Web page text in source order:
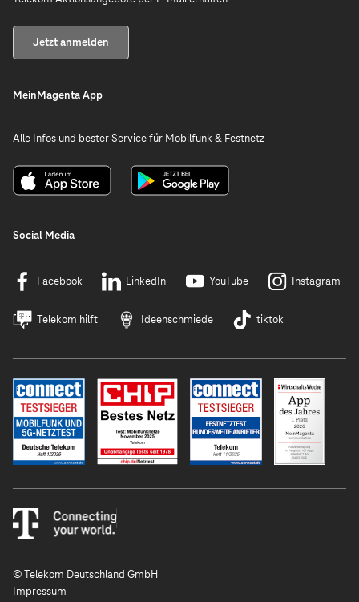
Jetzt anmelden
MeinMagenta App
Alle Infos und bester Service für Mobilfunk & Festnetz
Social Media
Facebook LinkedIn YouTube Instagram
Telekom hilft Ideenschmiede tiktok
© Telekom Deutschland GmbH
Impressum